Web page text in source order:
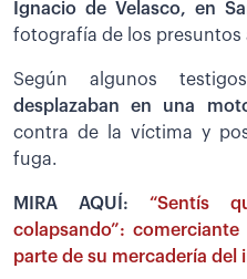
Ignacio de Velasco, en
fotografía de los presuntos
Según algunos
desplazaban en una
contra de la víctima y
fuga.
MIRA AQUÍ: “Sentís
colapsando”:
parte de su mercadería del